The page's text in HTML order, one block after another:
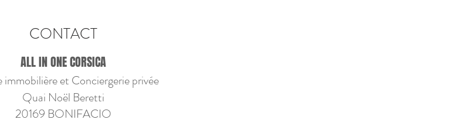
CONTACT
ALL IN ONE CORSICA
immobilière et Conciergerie privée
Quai Noël Beretti
20169 BONIFACIO